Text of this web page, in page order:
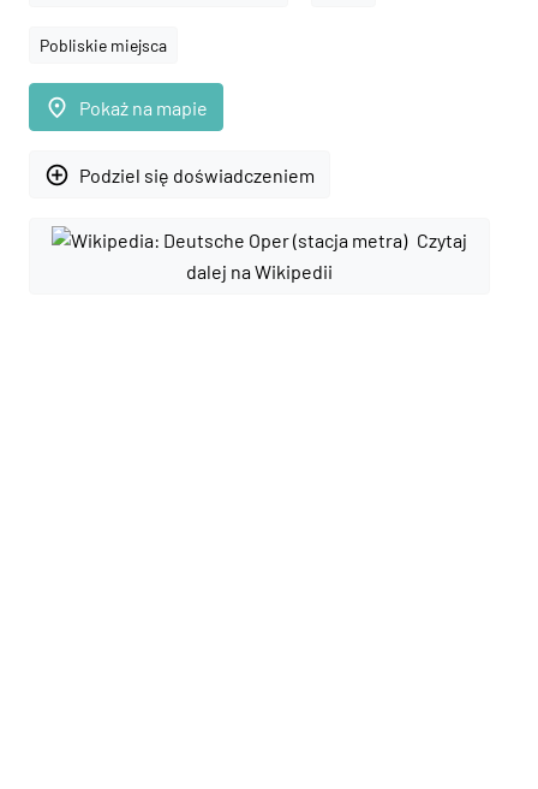
Pobliskie miejsca
place Pokaż na mapie
add_circle_outline Podziel się doświadczeniem
Czytaj
dalej na Wikipedii